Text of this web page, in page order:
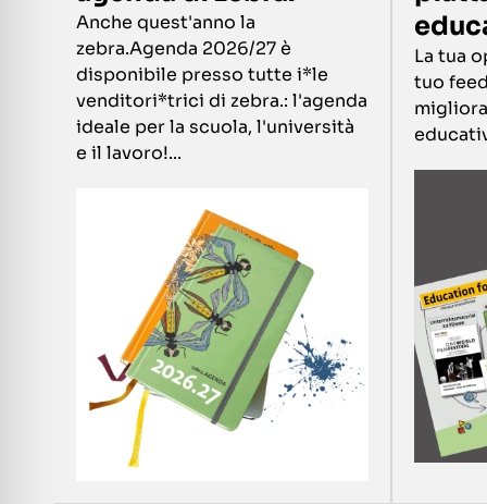
Anche quest'anno la
zebra.Agenda 2026/27 è
disponibile presso tutte i*le
venditori*trici di zebra.: l'agenda
ideale per la scuola, l'università
e il lavoro!...
La tua
tuo